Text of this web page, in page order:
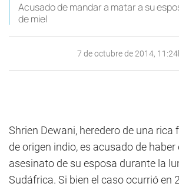
Acusado de mandar a matar a su
de miel
7 de octubre de 2014,
Shrien Dewani, heredero de una
de origen indio, es acusado de haber
asesinato de su esposa durante la
Sudáfrica. Si bien el caso ocurrió en